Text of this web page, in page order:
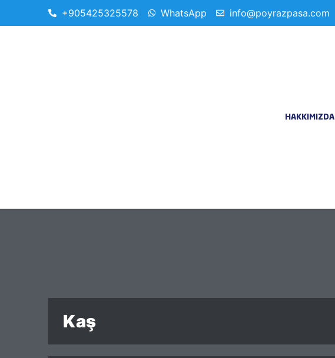
+905425325578 WhatsApp info@poyrazpasa.com
HAKKIMIZDA
Kaş